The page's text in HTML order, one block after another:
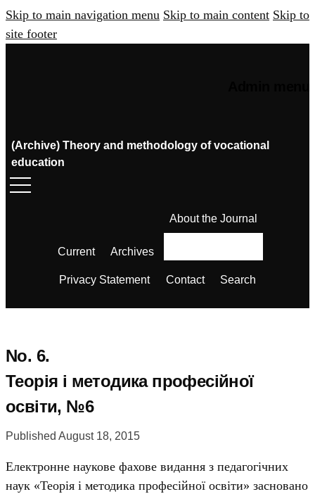
Skip to main navigation menu Skip to main content Skip to
site footer
(Archive) Theory and methodology of vocational
education
Current Archives
About the Journal
Privacy Statement Contact Search
No. 6.
Теорія і методика професійної
освіти, №6
Published August 18, 2015
Електронне наукове фахове видання з педагогічних
наук «Теорія і методика професійної освіти» засновано